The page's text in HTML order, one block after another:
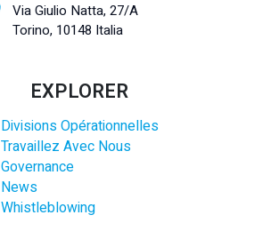
Via Giulio Natta, 27/A
Torino, 10148 Italia
EXPLORER
Divisions Opérationnelles
Travaillez Avec Nous
Governance
News
Whistleblowing